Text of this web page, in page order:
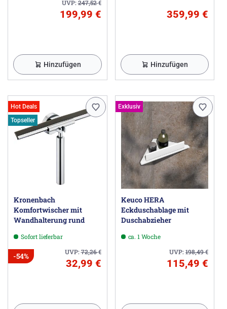
hydrophobe Eigenschaften miteinander vereint. Diese
Kombination gibt der Glasinnenseite ein doppeltes
Herstellerinformationen
HSK Duschkabinenbau KG, Zum Hohlen Morgen 22,
59939 Olsberg DE, hsk-oms@hsk-duschkabinenbau.de
UVP:247,52€
199,99 €
Hinzufügen
359,99 €
Hinzufügen
Hot Deals
Topseller
Kronenbach
Komfortwischer mit
Wandhalterung rund
Sofort lieferbar
UVP:72,26€
-54%
32,99 €
Exklusiv
Keuco HERA
Eckduschablage mit
Duschabzieher
ca. 1 Woche
UVP:198,49€
115,49 €